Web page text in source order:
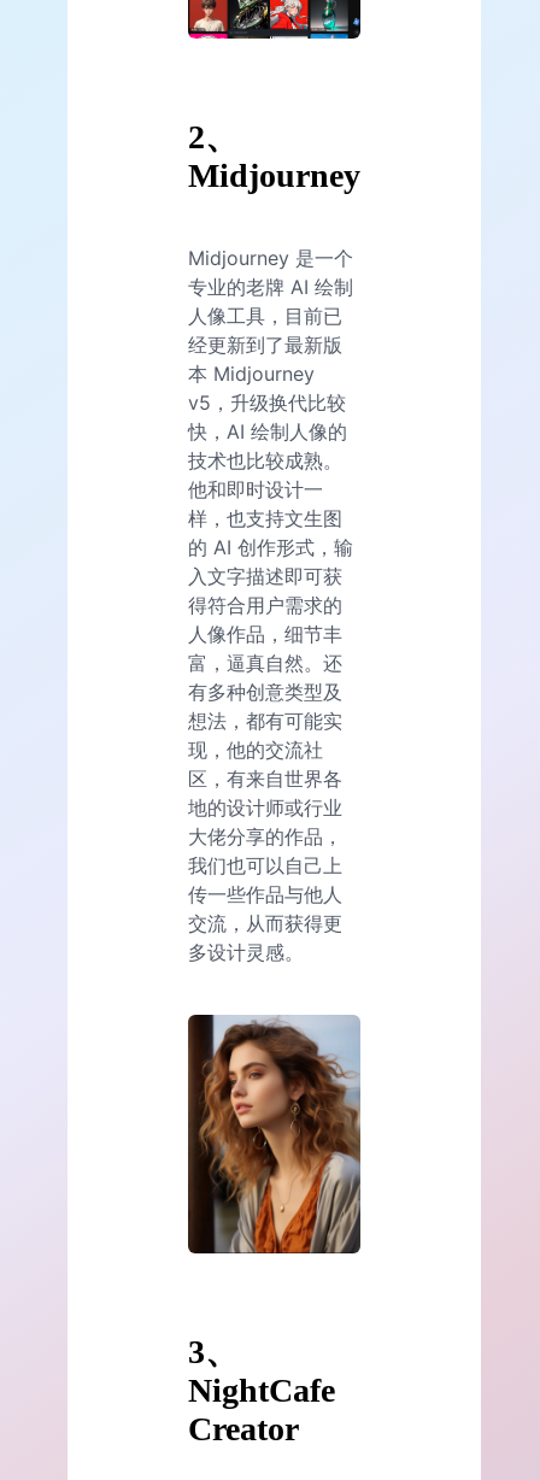
2、
Midjourney
Midjourney 是一个
专业的老牌 AI 绘制
人像工具，目前已
经更新到了最新版
本 Midjourney
v5，升级换代比较
快，AI 绘制人像的
技术也比较成熟。
他和即时设计一
样，也支持文生图
的 AI 创作形式，输
入文字描述即可获
得符合用户需求的
人像作品，细节丰
富，逼真自然。还
有多种创意类型及
想法，都有可能实
现，他的交流社
区，有来自世界各
地的设计师或行业
大佬分享的作品，
我们也可以自己上
传一些作品与他人
交流，从而获得更
多设计灵感。
3、
NightCafe
Creator